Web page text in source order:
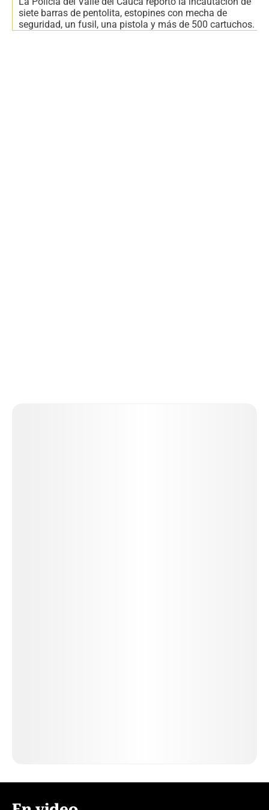
siete barras de pentolita, estopines con mecha de
seguridad, un fusil, una pistola y más de 500 cartuchos.